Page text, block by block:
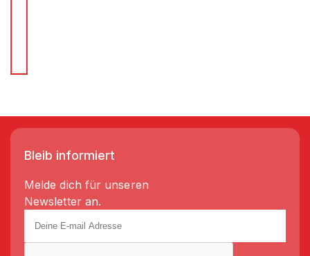
Bleib informiert
Melde dich für unseren
Newsletter an.